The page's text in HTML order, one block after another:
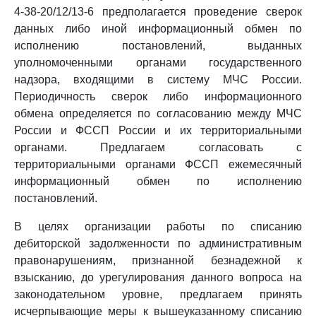
4-38-20/12/13-6 предполагается проведение сверок
данных либо иной информационный обмен по
исполнению постановлений, выданных
уполномоченными органами государственного
надзора, входящими в систему МЧС России.
Периодичность сверок либо информационного
обмена определяется по согласованию между МЧС
России и ФССП России и их территориальными
органами. Предлагаем согласовать с
территориальными органами ФССП ежемесячный
информационный обмен по исполнению
постановлений.
В целях организации работы по списанию
дебиторской задолженности по административным
правонарушениям, признанной безнадежной к
взысканию, до урегулирования данного вопроса на
законодательном уровне, предлагаем принять
исчерпывающие меры к вышеуказанному списанию